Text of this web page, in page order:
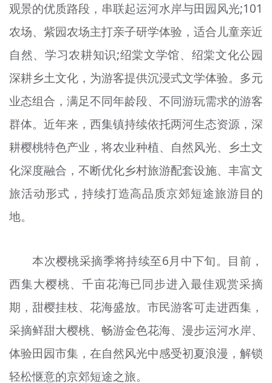
观景的优质路段，串联起运河水岸与田园风光;101
农场、紫园农场主打亲子研学体验，适合儿童亲近
自然、学习农耕知识;绍棠文学馆、绍棠文化公园
深耕乡土文化，为游客提供沉浸式文学体验。多元
业态组合，满足不同年龄段、不同游玩需求的游客
群体。近年来，西集镇持续依托两河生态资源，深
耕樱桃特色产业，将农业种植、自然风光、乡土文
化深度融合，不断优化乡村旅游配套设施、丰富文
旅活动形式，持续打造高品质京郊短途旅游目的
地。
本次樱桃采摘季将持续至6月中下旬。目前，
西集大樱桃、千亩花海已同步进入最佳观赏采摘
期，甜樱挂枝、花海盛放。市民游客可走进西集，
采摘鲜甜大樱桃、畅游金色花海、漫步运河水岸、
体验田园市集，在自然风光中感受初夏浪漫，解锁
轻松惬意的京郊短途之旅。